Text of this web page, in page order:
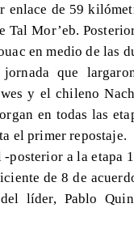
de 59
Tal Mor’eb.
en medio de las
que
y el chileno
en todas las
el primer repostaje.
a la etapa
de 8 de
líder, Pablo